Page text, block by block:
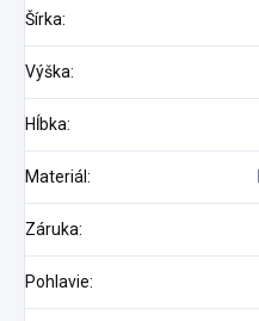
Šírka:
Výška:
Hĺbka:
Materiál :
Záruka:
Pohlavie: